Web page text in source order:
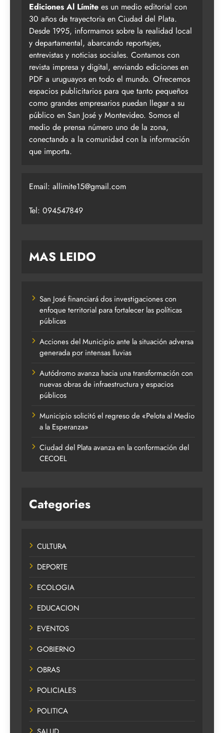
Ediciones Al Límite es un medio editorial con
30 años de trayectoria en Ciudad del Plata.
Desde 1995, informamos sobre la realidad local
y departamental, abarcando reportajes,
entrevistas y noticias sociales. Contamos con
revista impresa y digital, enviando ediciones en
PDF a uruguayos en todo el mundo. Ofrecemos
espacios publicitarios para que tanto pequeños
como grandes empresarios puedan llegar a su
público en San José y Montevideo. Somos el
medio de prensa número uno de la zona,
conectando a la comunidad con la información
que importa.
Email: allimite15@gmail.com
Tel: 094547849
MAS LEIDO
San José financiará dos investigaciones con
enfoque territorial para fortalecer las políticas
públicas
Acciones del Municipio ante la situación adversa
generada por intensas lluvias
Autódromo avanza hacia una transformación con
nuevas obras de infraestructura y espacios
públicos
Municipio solicitó el regreso de «Pelota al Medio
a la Esperanza»
Ciudad del Plata avanza en la conformación del
CECOEL
Categories
CULTURA
DEPORTE
ECOLOGIA
EDUCACION
EVENTOS
GOBIERNO
OBRAS
POLICIALES
POLITICA